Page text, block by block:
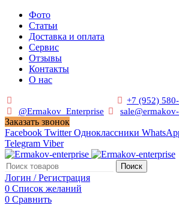
Фото
Статьи
Доставка и оплата
Сервис
Отзывы
Контакты
О нас
+7 (952)
@Ermakov_Enterprise
Заказать звонок
Facebook Twitter Одноклассники
Telegram Viber
Поиск
Логин / Регистрация
0 Список желаний
0 Сравнить